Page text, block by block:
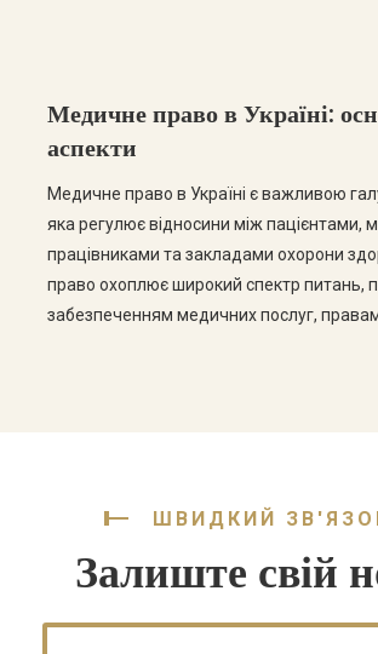
Медичне право в Україні:
аспекти
Медичне право в Україні є важливою
яка регулює відносини між пацієнтами,
працівниками та закладами охорони
право охоплює широкий спектр питань,
забезпеченням медичних послуг,
права Медичне право в Україні
ШВИДКИЙ
Залиште свій